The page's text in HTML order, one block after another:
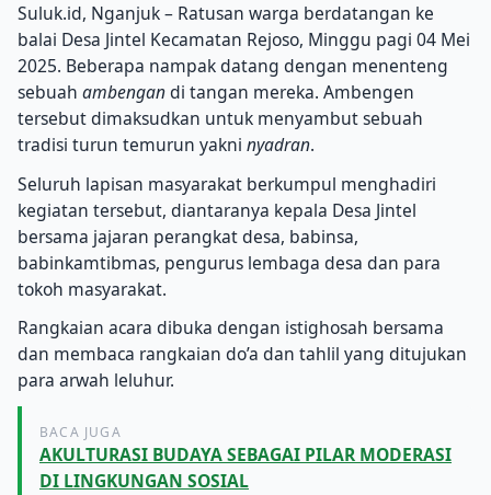
Suluk.id, Nganjuk – Ratusan warga berdatangan ke
balai Desa Jintel Kecamatan Rejoso, Minggu pagi 04 Mei
2025. Beberapa nampak datang dengan menenteng
sebuah ambengandi tangan mereka. Ambengen
tersebut dimaksudkan untuk menyambut sebuah
tradisi turun temurun yakni nyadran.
Seluruh lapisan masyarakat berkumpul menghadiri
kegiatan tersebut, diantaranya kepala Desa Jintel
bersama jajaran perangkat desa, babinsa,
babinkamtibmas, pengurus lembaga desa dan para
tokoh masyarakat.
Rangkaian acara dibuka dengan istighosah bersama
dan membaca rangkaian do’a dan tahlil yang ditujukan
para arwah leluhur.
BACA JUGA
AKULTURASI BUDAYA SEBAGAI PILAR MODERASI
DI LINGKUNGAN SOSIAL